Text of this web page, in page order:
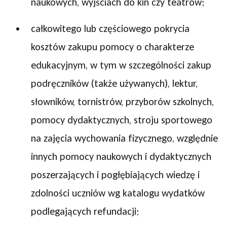
całkowitego lub częściowego pokrycia
kosztów zakupu pomocy o charakterze
edukacyjnym, w tym w szczególności zakup
podręczników (także używanych), lektur,
słowników, tornistrów, przyborów szkolnych,
pomocy dydaktycznych, stroju sportowego
na zajęcia wychowania fizycznego, względnie
innych pomocy naukowych i dydaktycznych
poszerzających i pogłębiających wiedzę i
zdolności uczniów wg katalogu wydatków
podlegających refundacji;